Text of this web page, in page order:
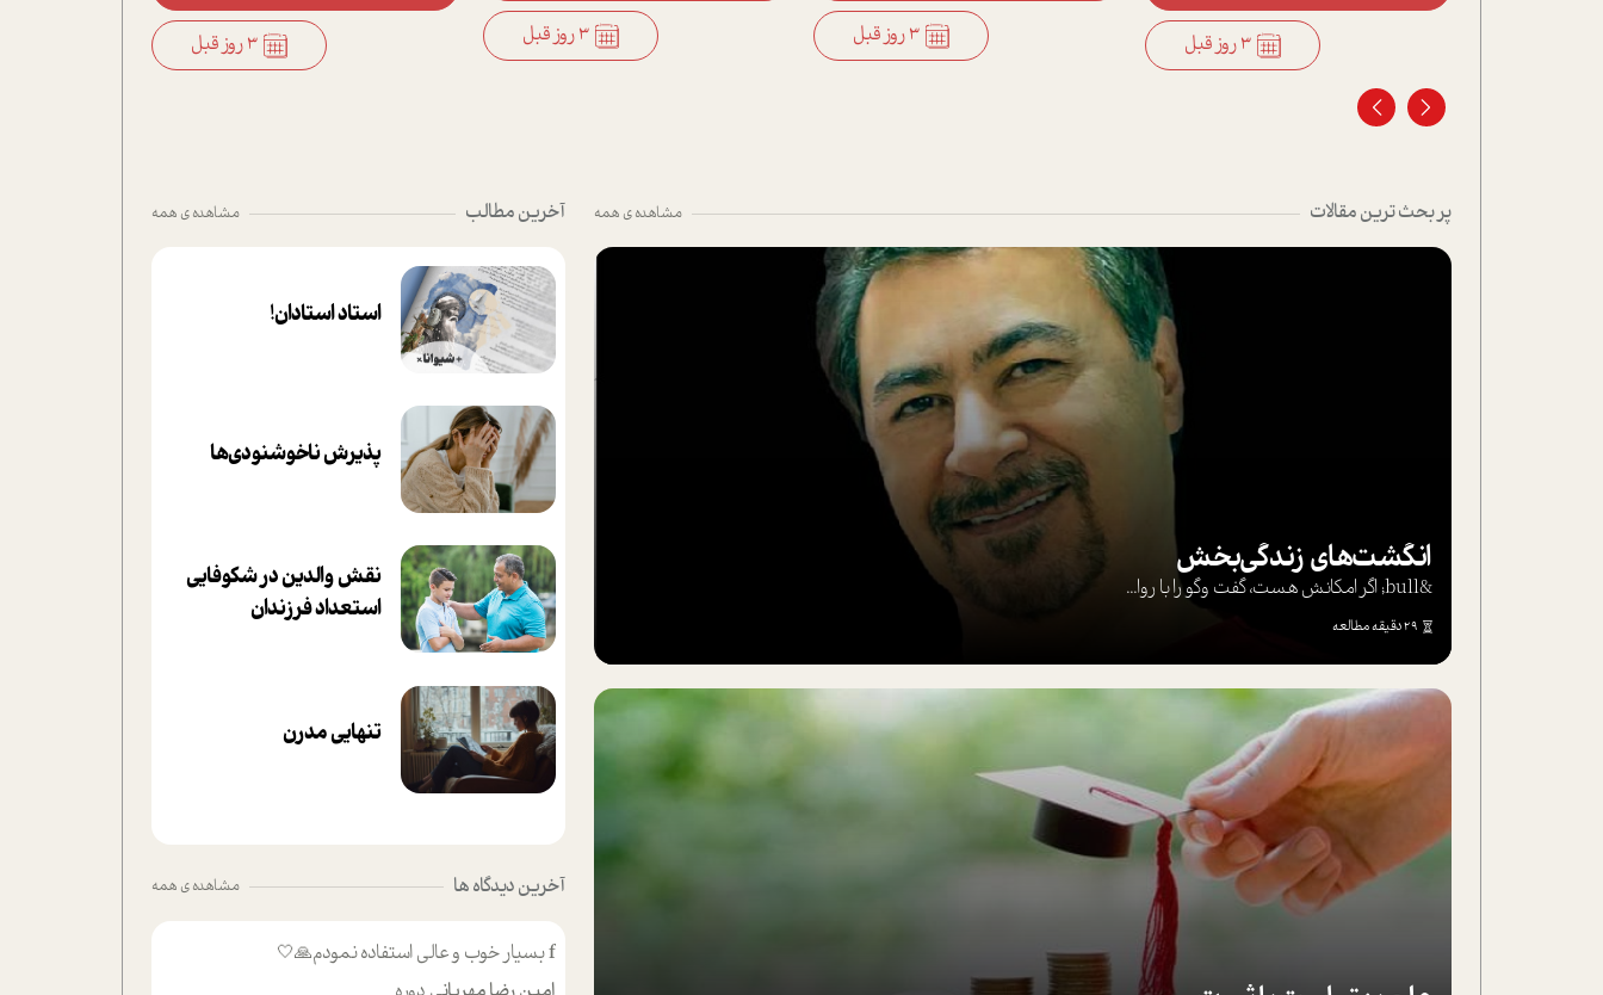
3 روز قبل 3 روز قبل 3 روز قبل 3 روز قبل
پر بحث ترین مقالات مشاهده ی همه
انگشت‌های‌ زندگی‌بخش
&bull; اگر امکانش هست، گفت وگو را با روا...
29 دقیقه مطالعه
آخرین مطالب مشاهده ی همه
استاد استادان!
پذیرش ناخوشنودی‌ها
نقش والدین در شکوفا‌یی
ا‌ستعداد فرزندان‌
تنهایی مدرن
آخرین دیدگاه ها مشاهده ی همه
fبسیار خوب و عالی استفاده نمودم🙏🤍